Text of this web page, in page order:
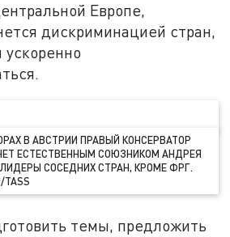
Европе,
дискриминацией стран,
В АВСТРИИ ПРАВЫЙ КОНСЕРВАТОР
ЕСТЕСТВЕННЫМ СОЮЗНИКОМ АНДРЕЯ
СОСЕДНИХ СТРАН, КРОМЕ ФРГ.
TASS
темы, предложить